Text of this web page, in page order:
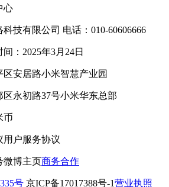
心
技有限公司 电话：010-60606666
：2025年3月24日
安居路小米智慧产业园
永初路37号小米华东总部
币
用户服务协议
微博主页商务合作
号 京ICP备17017388号-1营业执照